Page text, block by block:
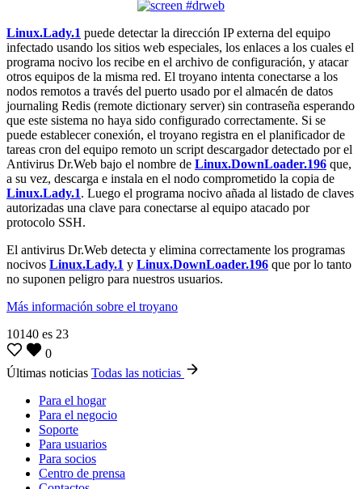
Linux.Lady.1 puede detectar la dirección IP externa del equipo
infectado usando los sitios web especiales, los enlaces a los cuales el
programa nocivo los recibe en el archivo de configuración, y atacar
otros equipos de la misma red. El troyano intenta conectarse a los
nodos remotos a través del puerto usado por el almacén de datos
journaling Redis (remote dictionary server) sin contraseña esperando
que este sistema no haya sido configurado correctamente. Si se
puede establecer conexión, el troyano registra en el planificador de
tareas cron del equipo remoto un script descargador detectado por el
Antivirus Dr.Web bajo el nombre de Linux.DownLoader.196 que,
a su vez, descarga e instala en el nodo comprometido la copia de
Linux.Lady.1. Luego el programa nocivo añada al listado de claves
autorizadas una clave para conectarse al equipo atacado por
protocolo SSH.
El antivirus Dr.Web detecta y elimina correctamente los programas
nocivos Linux.Lady.1 y Linux.DownLoader.196 que por lo tanto
no suponen peligro para nuestros usuarios.
Más información sobre el troyano
10140 es 23
0
Últimas noticias Todas las noticias
Para el hogar
Para el negocio
Soporte
Para usuarios
Para socios
Centro de prensa